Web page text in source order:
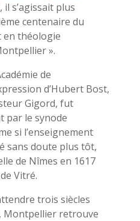
s’agissait plus
centenaire du
en théologie
».
de
d’Hubert Bost,
Gigord, fut
par le synode
si l’enseignement
sans doute plus tôt,
de Nîmes en 1617
Vitré.
trois siècles
Montpellier retrouve